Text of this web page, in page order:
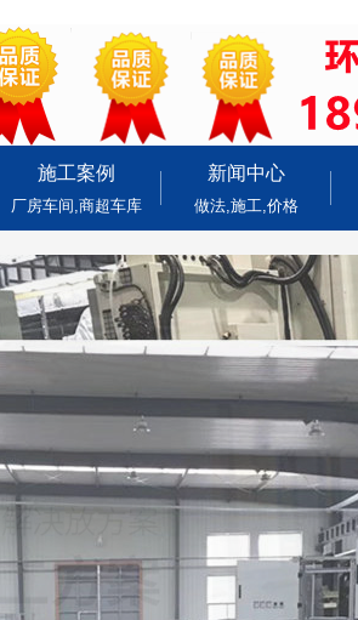
施工案例
厂房车间,商超车库
新闻中心
做法,施工,价格